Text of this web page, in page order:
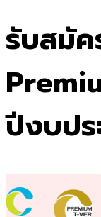
รับสมัค
ปีงบป